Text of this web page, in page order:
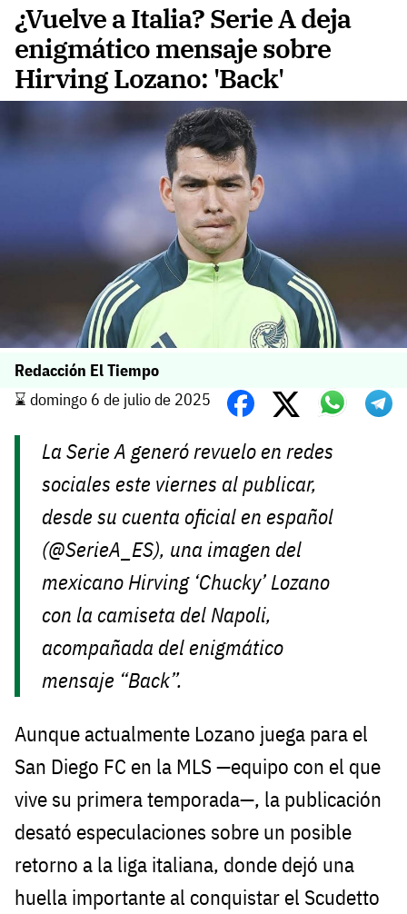
¿Vuelve a Italia? Serie A deja
enigmático mensaje sobre
Hirving Lozano: 'Back'
Redacción El Tiempo
⌛️ domingo 6 de julio de 2025
La Serie A generó revuelo en redes
sociales este viernes al publicar,
desde su cuenta oficial en español
(@SerieA_ES), una imagen del
mexicano Hirving ‘Chucky’ Lozano
con la camiseta del Napoli,
acompañada del enigmático
mensaje “Back”.
Aunque actualmente Lozano juega para el
San Diego FC en la MLS —equipo con el que
vive su primera temporada—, la publicación
desató especulaciones sobre un posible
retorno a la liga italiana, donde dejó una
huella importante al conquistar el Scudetto